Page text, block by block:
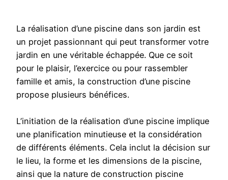
La réalisation d’une piscine dans son jardin est
un projet passionnant qui peut transformer votre
jardin en une véritable échappée. Que ce soit
pour le plaisir, l’exercice ou pour rassembler
famille et amis, la construction d’une piscine
propose plusieurs bénéfices.
L’initiation de la réalisation d’une piscine implique
une planification minutieuse et la considération
de différents éléments. Cela inclut la décision sur
le lieu, la forme et les dimensions de la piscine,
ainsi que la nature de construction piscine